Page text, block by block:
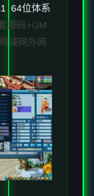
64位体系
源码+GM
域网外网